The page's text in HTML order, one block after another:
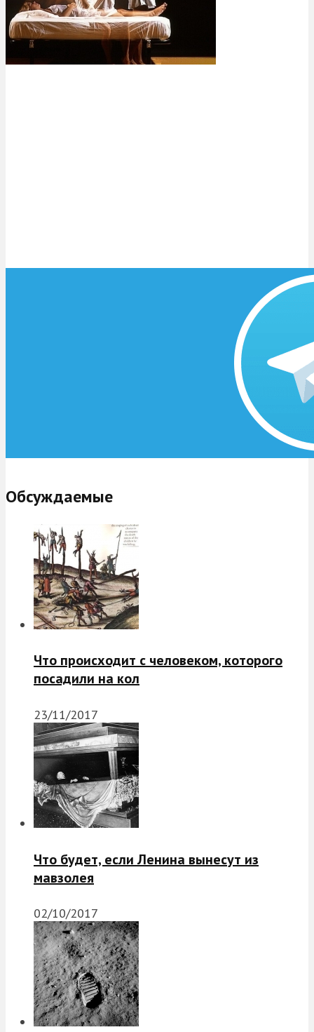
Обсуждаемые
Что происходит с человеком, которого
посадили на кол
23/11/2017
Что будет, если Ленина вынесут из
мавзолея
02/10/2017